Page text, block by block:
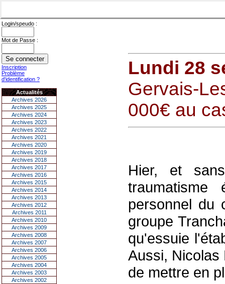
Login/speudo :
Mot de Passe :
Inscription
Problème
d'identification ?
Actualités
Archives 2026
Archives 2025
Archives 2024
Archives 2023
Archives 2022
Archives 2021
Archives 2020
Archives 2019
Archives 2018
Archives 2017
Archives 2016
Archives 2015
Archives 2014
Archives 2013
Archives 2012
Archives 2011
Archives 2010
Archives 2009
Archives 2008
Archives 2007
Archives 2006
Archives 2005
Archives 2004
Archives 2003
Archives 2002
Lundi 28
Gervais-
000€ au
Hier, et
personnel du
groupe
qu'essuie
Aussi, Nicolas
de mettre en